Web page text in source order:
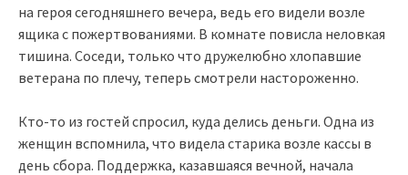
на героя сегодняшнего вечера, ведь его видели возле
ящика с пожертвованиями. В комнате повисла неловкая
тишина. Соседи, только что дружелюбно хлопавшие
ветерана по плечу, теперь смотрели настороженно.
Кто-то из гостей спросил, куда делись деньги. Одна из
женщин вспомнила, что видела старика возле кассы в
день сбора. Поддержка, казавшаяся вечной, начала